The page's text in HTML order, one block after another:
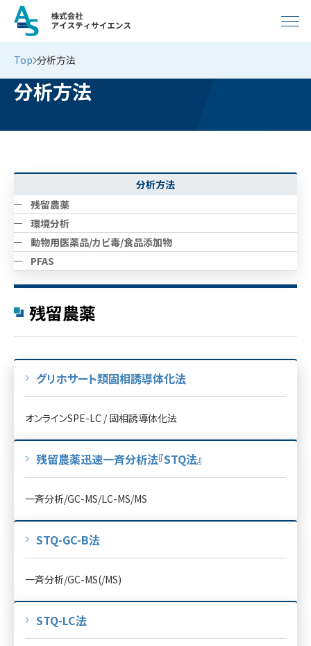
Top 分析方法
分析方法
分析方法
残留農薬
環境分析
動物用医薬品/カビ毒/食品添加物
PFAS
残留農薬
グリホサート類固相誘導体化法
オンラインSPE-LC / 固相誘導体化法
残留農薬迅速一斉分析法『STQ法』
一斉分析/GC-MS/LC-MS/MS
STQ-GC-B法
一斉分析/GC-MS(/MS)
STQ-LC法